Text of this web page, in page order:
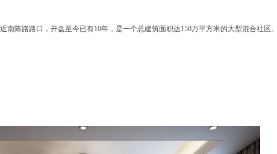
南陈路路口，开盘至今已有10年，是一个总建筑面积达150万平方米的大型混合社区